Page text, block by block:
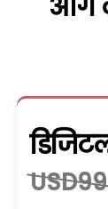
आगे
USD99